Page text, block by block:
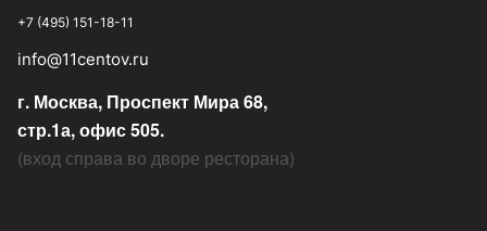
+7 (495) 151-18-11
info@11centov.ru
г. Москва, Проспект Мира 68,
стр.1а, офис 505.
(вход справа во дворе ресторана)